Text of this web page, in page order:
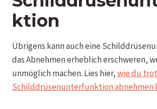
ktion
Übrigens kann auch eine
das Abnehmen erheblich erschweren,
unmöglich machen. Lies hier,wie du
Schilddrüsenunterfunktion abnehmen